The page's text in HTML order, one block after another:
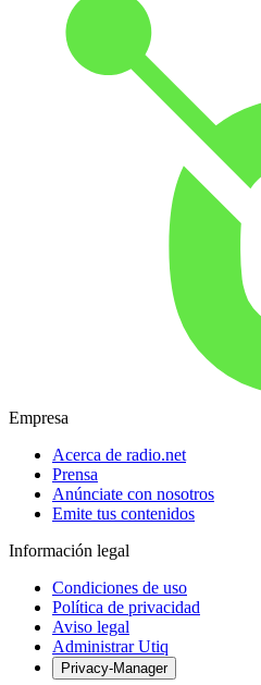
Empresa
Acerca de radio.net
Prensa
Anúnciate con nosotros
Emite tus contenidos
Información legal
Condiciones de uso
Política de privacidad
Aviso legal
Administrar Utiq
Privacy-Manager